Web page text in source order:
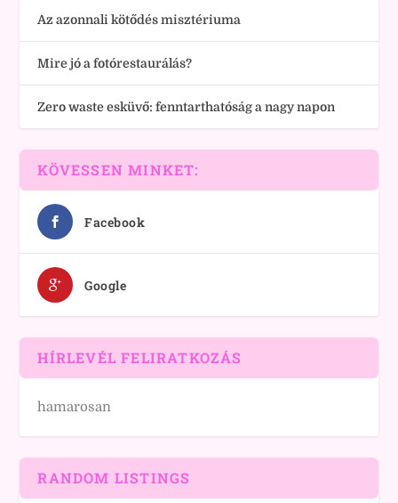
Az azonnali kötődés misztériuma
Mire jó a fotórestaurálás?
Zero waste esküvő: fenntarthatóság a nagy napon
KÖVESSEN MINKET:
Facebook
Google
HÍRLEVÉL FELIRATKOZÁS
hamarosan
RANDOM LISTINGS